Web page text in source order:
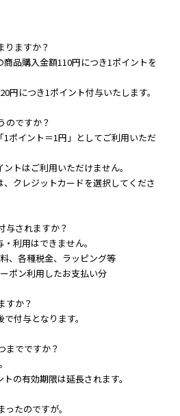
りますか？
品購入金額110円につき1ポイントを
円につき1ポイント付与いたします。
のですか？
ポイント＝1円」としてご利用いただ
トはご利用いただけません。
クレジットカードを選択してくださ
与されますか？
利用はできません。
、各種税金、ラッピング等
ポン利用したお支払い分
すか？
付与となります。
までですか？
の有効期限は延長されます。
たのですが。